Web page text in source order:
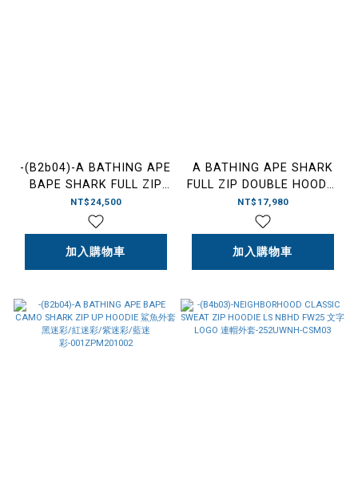
-(B2b04)-A BATHING APE
BAPE SHARK FULL ZIP
TAIPEI HOODIE RELAXED
FIT 19TH 台北19週年 限定
鯊魚外套 寬短版型 雙面穿
紫迷彩-001ZPM221301M
NT$24,500
加入購物車
A BATHING APE SHARK
FULL ZIP DOUBLE HOODIE
RELAXED FIT 雙頭鯊 迷彩
鯊魚外套 灰
色-0ZXSWMX07151P
NT$17,980
加入購物車